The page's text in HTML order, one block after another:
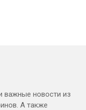
важные новости из
А также